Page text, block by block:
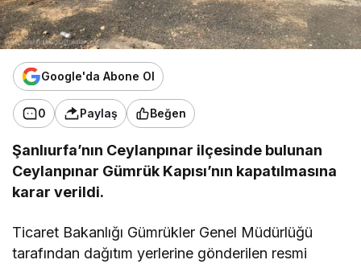
Google'da Abone Ol
0 Paylaş Beğen
Şanlıurfa’nın Ceylanpınar ilçesinde bulunan
Ceylanpınar Gümrük Kapısı’nın kapatılmasına
karar verildi.
Ticaret Bakanlığı Gümrükler Genel Müdürlüğü
tarafından dağıtım yerlerine gönderilen resmi